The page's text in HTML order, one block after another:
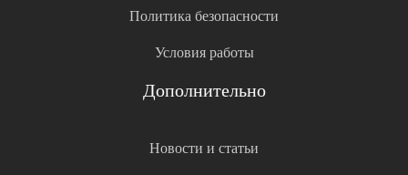
Политика безопасности
Условия работы
Дополнительно
Новости и статьи